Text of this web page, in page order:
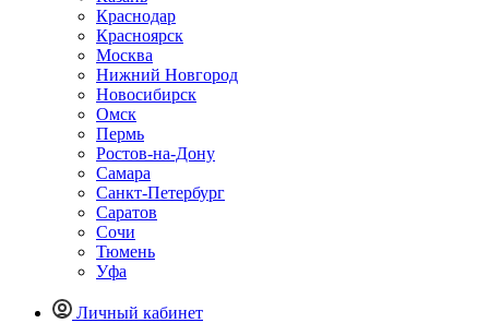
Краснодар
Красноярск
Москва
Нижний Новгород
Новосибирск
Омск
Пермь
Ростов-на-Дону
Самара
Санкт-Петербург
Саратов
Сочи
Тюмень
Уфа
Личный кабинет